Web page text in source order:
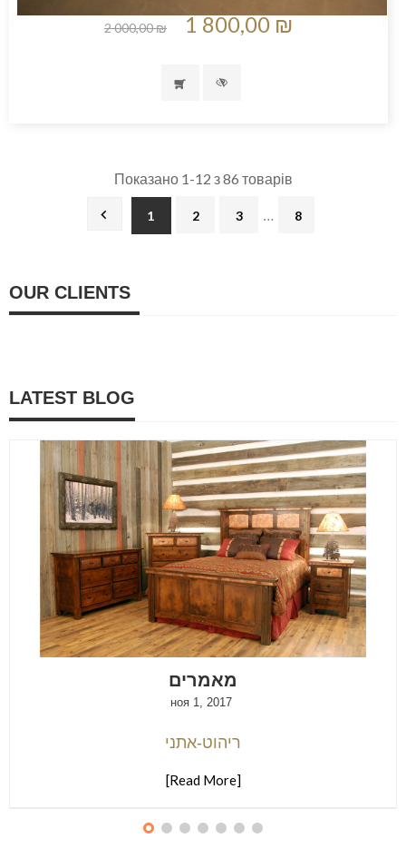
2 000,00 ₪ 1 800,00 ₪
Показано 1-12 з 86 товарів
1 2 3 … 8

OUR CLIENTS
LATEST BLOG
מאמרים
ноя 1, 2017
ריהוט-אתני
[Read More]